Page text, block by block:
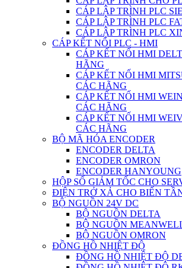
CÁP LẬP TRÌNH PLC
CÁP LẬP TRÌNH PLC
CÁP LẬP TRÌNH PLC
CÁP KẾT NỐI PLC - HMI
CÁP KẾT NỐI HMI
HÃNG
CÁP KẾT NỐI HMI
CÁC HÃNG
CÁP KẾT NỐI HMI
CÁC HÃNG
CÁP KẾT NỐI HMI
CÁC HÃNG
BỘ MÃ HÓA ENCODER
ENCODER DELTA
ENCODER OMRON
ENCODER HANYOUNG
HỘP SỐ GIẢM TỐC CHO
ĐIỆN TRỞ XẢ CHO BIẾN
BỘ NGUỒN 24V DC
BỘ NGUỒN DELTA
BỘ NGUỒN
BỘ NGUỒN OMRON
ĐỒNG HỒ NHIỆT ĐỘ
ĐỒNG HỒ NHIỆT ĐỘ